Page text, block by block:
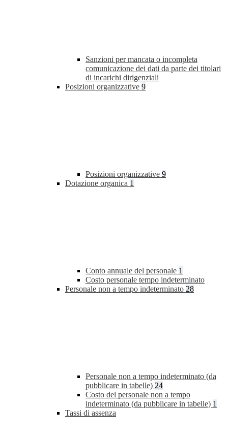
Sanzioni per mancata o incompleta
comunicazione dei dati da parte dei titolari
di incarichi dirigenziali
Posizioni organizzative 9
Posizioni organizzative 9
Dotazione organica 1
Conto annuale del personale 1
Costo personale tempo indeterminato
Personale non a tempo indeterminato 28
Personale non a tempo indeterminato (da
pubblicare in tabelle) 24
Costo del personale non a tempo
indeterminato (da pubblicare in tabelle) 1
Tassi di assenza